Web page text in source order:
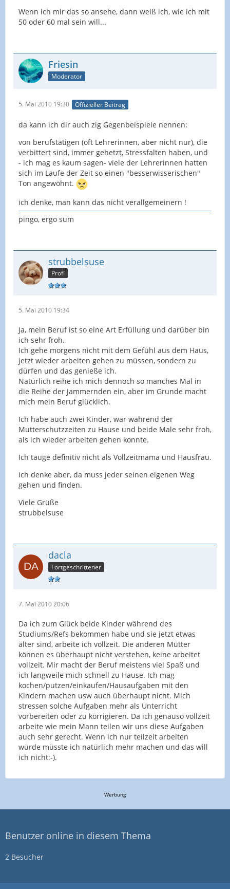
Wenn ich mir das so ansehe, dann weiß ich, wie ich mit
50 oder 60 mal sein will...
Friesin
Moderator
5. Mai 2010 19:30 Offizieller Beitrag
da kann ich dir auch zig Gegenbeispiele nennen:
von berufstätigen (oft Lehrerinnen, aber nicht nur), die
verbittert sind, immer gehetzt, Stressfalten haben, und
- ich mag es kaum sagen- viele der Lehrerinnen hatten
sich im Laufe der Zeit so einen "besserwisserischen"
Ton angewöhnt.
ich denke, man kann das nicht verallgemeinern !
pingo, ergo sum
strubbelsuse
Profi
5. Mai 2010 19:34
Ja, mein Beruf ist so eine Art Erfüllung und darüber bin
ich sehr froh.
Ich gehe morgens nicht mit dem Gefühl aus dem Haus,
jetzt wieder arbeiten gehen zu müssen, sondern zu
dürfen und das genieße ich.
Natürlich reihe ich mich dennoch so manches Mal in
die Reihe der Jammernden ein, aber im Grunde macht
mich mein Beruf glücklich.
Ich habe auch zwei Kinder, war während der
Mutterschutzzeiten zu Hause und beide Male sehr froh,
als ich wieder arbeiten gehen konnte.
Ich tauge definitiv nicht als Vollzeitmama und Hausfrau.
Ich denke aber, da muss jeder seinen eigenen Weg
gehen und finden.
Viele Grüße
strubbelsuse
dacla
Fortgeschrittener
7. Mai 2010 20:06
Da ich zum Glück beide Kinder während des
Studiums/Refs bekommen habe und sie jetzt etwas
älter sind, arbeite ich vollzeit. Die anderen Mütter
können es überhaupt nicht verstehen, keine arbeitet
vollzeit. Mir macht der Beruf meistens viel Spaß und
ich langweile mich schnell zu Hause. Ich mag
kochen/putzen/einkaufen/Hausaufgaben mit den
Kindern machen usw auch überhaupt nicht. Mich
stressen solche Aufgaben mehr als Unterricht
vorbereiten oder zu korrigieren. Da ich genauso vollzeit
arbeite wie mein Mann teilen wir uns diese Aufgaben
auch sehr gerecht. Wenn ich nur teilzeit arbeiten
würde müsste ich natürlich mehr machen und das will
ich nicht:-).
Werbung
Benutzer online in diesem Thema
2 Besucher